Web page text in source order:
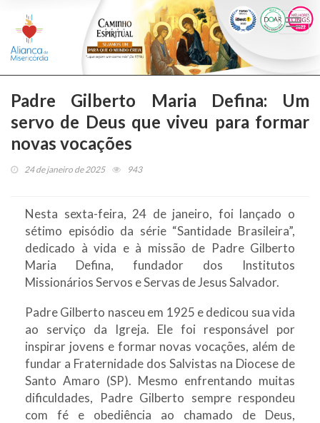
Padre Gilberto Maria Defina: Um
servo de Deus que viveu para formar
novas vocações
24 de janeiro de 2025 943
Nesta sexta-feira, 24 de janeiro, foi lançado o
sétimo episódio da série “Santidade Brasileira”,
dedicado à vida e à missão de Padre Gilberto
Maria Defina, fundador dos Institutos
Missionários Servos e Servas de Jesus Salvador.
Padre Gilberto nasceu em 1925 e dedicou sua vida
ao serviço da Igreja. Ele foi responsável por
inspirar jovens e formar novas vocações, além de
fundar a Fraternidade dos Salvistas na Diocese de
Santo Amaro (SP). Mesmo enfrentando muitas
dificuldades, Padre Gilberto sempre respondeu
com fé e obediência ao chamado de Deus,